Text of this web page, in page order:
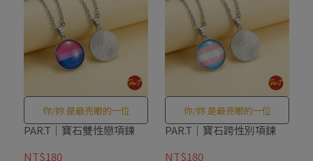
你/妳 是最亮眼的一位
PAR.T｜寶石雙性戀項鍊
NT$180
你/妳 是最亮眼的一位
PAR.T｜寶石跨性別項鍊
NT$180